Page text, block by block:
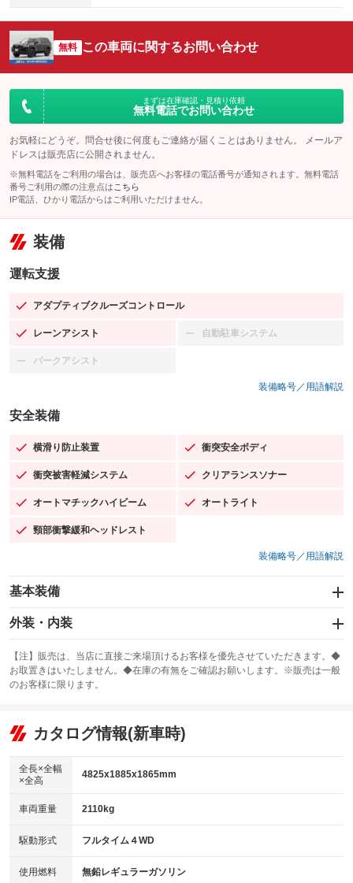
無料 この車両に関するお問い合わせ
まずは在庫確認・見積り依頼
無料電話でお問い合わせ
お気軽にどうぞ。問合せ後に何度もご連絡が届くことはありません。 メールア
ドレスは販売店に公開されません。
※無料電話をご利用の場合は、販売店へお客様の電話番号が通知されます。無料電話
番号ご利用の際の注意点は こちら
IP電話、ひかり電話からはご利用いただけません。
装備
運転支援
アダプティブクルーズコントロール
：装備あり
レーンアシスト
：装備あり 自動駐車システム
：装備なし
パークアシスト
：装備なし
装備略号／用語解説
安全装備
横滑り防止装置
：装備あり 衝突安全ボディ
：装備あり
衝突被害軽減システム
：装備あり クリアランスソナー
：装備あり
オートマチックハイビーム
：装備あり オートライト
：装備あり
頸部衝撃緩和ヘッドレスト
：装備あり
装備略号／用語解説
基本装備
エアバッグ：運転席/助手席/サイド
：装備あり
：装備なし
サンルーフ
：装備あり ABS
リフトアップ
：装備なし
：装備なし
パワーウィンドウ
アイドリングストップ
：装備なし
USB入力端子
：装備あり
100V電源
：装備なし
外装・内装
カーナビ：メモリーナビ他
：装備あり
TV：フルセグ
：装備あり
ビジュアル：-／DVD再生
：装備あり
アルミホイール：18インチ
：装備あり
HID(キセノンライト)
バックカメラ
【注】販売は、当店に直接ご来場頂けるお客様を優先させていただきます。◆
お取置きはいたしません。◆在庫の有無をご確認お願いします。※販売は一般
のお客様に限ります。
カタログ情報(新車時)
全長×全幅
×全高
4825x1885x1865mm
車両重量 2110kg
駆動形式 フルタイム４WD
使用燃料 無鉛レギュラーガソリン